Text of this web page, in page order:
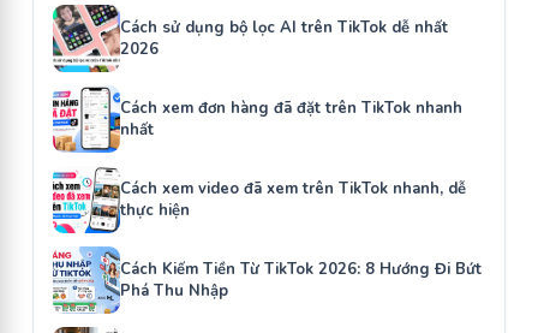
Cách sử dụng bộ lọc AI trên TikTok dễ nhất
2026
Cách xem đơn hàng đã đặt trên TikTok nhanh
nhất
Cách xem video đã xem trên TikTok nhanh, dễ
thực hiện
Cách Kiếm Tiền Từ TikTok 2026: 8 Hướng Đi Bứt
Phá Thu Nhập